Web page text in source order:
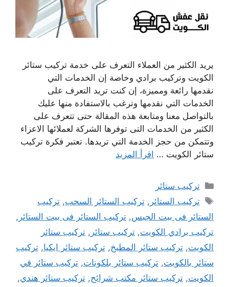
يريد الكثير من العملاء التعرف على خدمة تركيب ستائر
الكويت وتركيب برادي وخاصة إن الخدمات التي
نقدمها رائعة ومميزة، إن كنت تريد التعرف على
الخدمات التي نقدمها وترغب بالاستفادة منها عليك
بالتواصل معنا ومتابعة هذه المقالة حتى تتعرف على
الكثير من الخدمات التى توفرها الشركة لعملائها الاعزاء
وتتمكن من حجز الخدمة التي تريدها. تعتبر فكرة تركيب
ستائر الكويت … اقرأ المزيد
التصنيفات
تركيب ستائر
الوسوم
تركيب الستائر ,تركيب الستائر السحب,تركيب
الستائر فى بيت الجبس, تركيب الستائر فى بيت الستائر ,
تركيب برادي الكويت, تركيب ستائر , تركيب ستائر
الكويت, تركيب ستائر المطبخ, تركيب ستائر ايكيا, تركيب
ستائر بالكويت, تركيب ستائر بلكونات, تركيب ستائر في
الكويت, تركيب ستائر مكتب شرائح, تركيب ستائر هندي,